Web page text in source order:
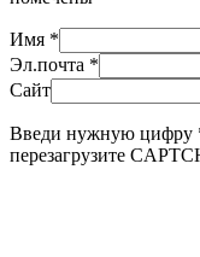
Имя *
Эл.почта *
Сайт
Введи нужную цифру
перезагрузите